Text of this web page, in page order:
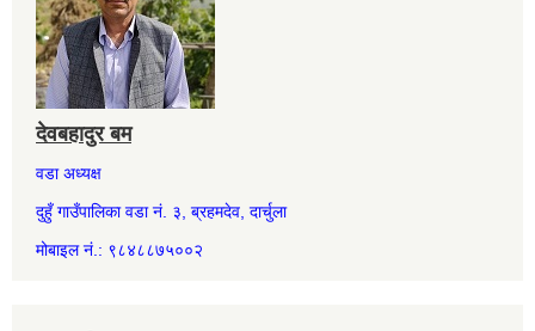
देवबहादुर बम
वडा अध्यक्ष
दुहुँ गाउँपालिका वडा नं. ३, ब्रहमदेव, दार्चुला
मोबाइल नं.: ९८४८८७५००२